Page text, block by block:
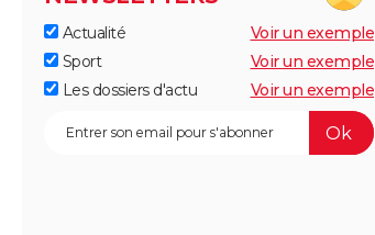
Actualité
Voir un exemple
Sport
Voir un exemple
Les dossiers d'actu
Voir un exemple